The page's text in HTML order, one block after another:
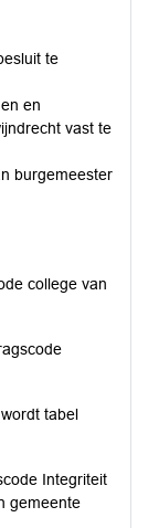
te
en
vast te
burgemeester
college van
tabel
Integriteit
gemeente